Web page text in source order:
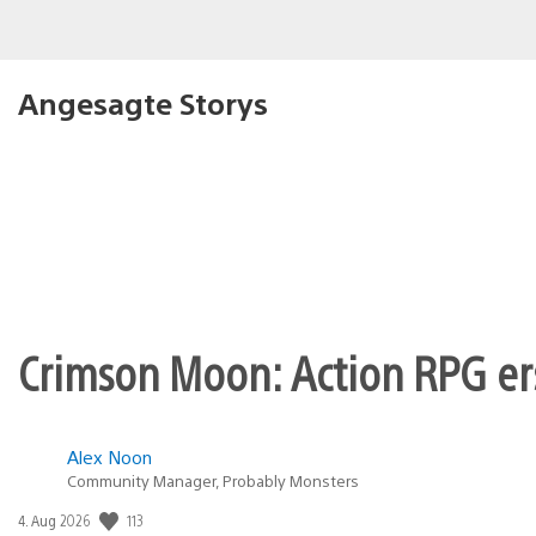
Angesagte Storys
Crimson Moon: Action RPG
Alex Noon
Community Manager, Probably Monsters
Veröffentlichungsdatum:
4. Aug 2026 113